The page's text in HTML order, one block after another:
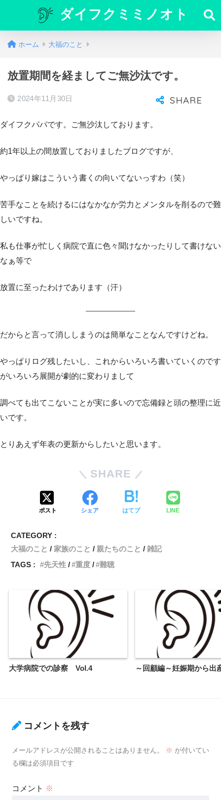
ダイフクミミノオト
ホーム 大福のこと
放置期間を経ましてご無沙汰です。
2024年11月30日
ダイフクパパです。ご無沙汰しております。
約1年以上の間放置しておりましたブログですが、
やっぱり嫁はこういう書くの向いてないっすわ（笑）
苦手なことを続けるにはなかなか労力とメンタルを削るので難
しいですね。
私も仕事が忙しく病院で直に色々聞けなかったりして書けない
なぁ等で
放置に至ったわけであります（汗）
だからと言って消ししまうのは簡単なことなんですけどね。
やっぱりログ残したいし、これからいろいろ書いていくのです
がいろいろ展開が劇的に変わりまして
調べても出てこないことが実に多いので忘備録と頭の整理に近
いです。
とりあえず年表の更新からしたいと思います。
SHARE
ポスト シェア はてブ LINE
CATEGORY :
大福のこと
家族のこと 親たちのこと
雑記
TAGS :
先天性 重度 難聴
大学病院での診察 Vol.4 ～回顧編～妊娠期から出
コメントを残す
メールアドレスが公開されることはありません。 ※ が付いてい
る欄は必須項目です
コメント ※